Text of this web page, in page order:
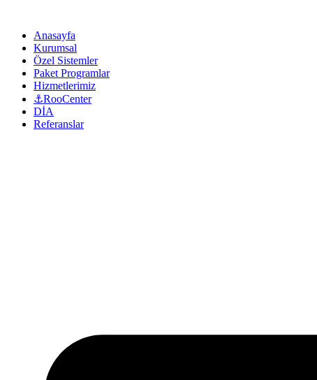
Anasayfa
Kurumsal
Özel Sistemler
Paket Programlar
Hizmetlerimiz
⚓RooCenter
DİA
Referanslar